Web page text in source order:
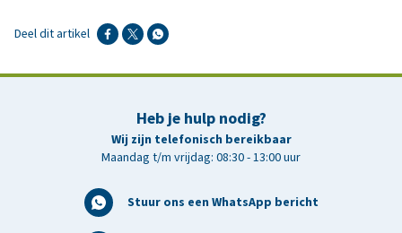
Deel dit artikel
Heb je hulp nodig?
Wij zijn telefonisch bereikbaar
Maandag t/m vrijdag: 08:30 - 13:00 uur
Stuur ons een WhatsApp bericht